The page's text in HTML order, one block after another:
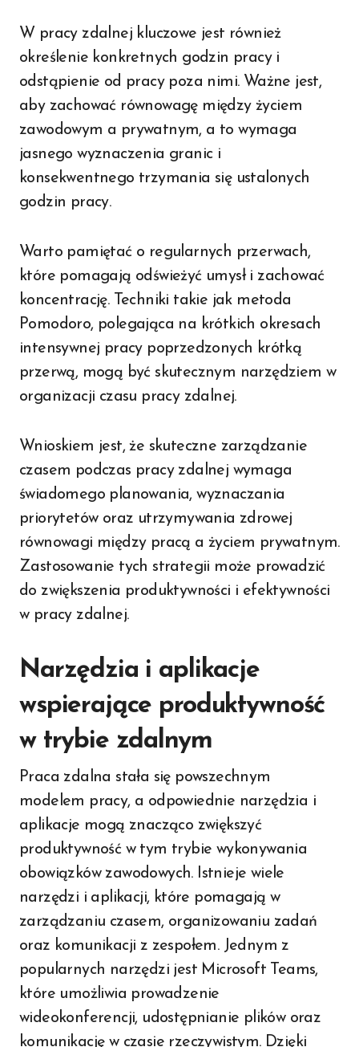
W pracy zdalnej kluczowe jest również
określenie konkretnych godzin pracy i
odstąpienie od pracy poza nimi. Ważne jest,
aby zachować równowagę między życiem
zawodowym a prywatnym, a to wymaga
jasnego wyznaczenia granic i
konsekwentnego trzymania się ustalonych
godzin pracy.
Warto pamiętać o regularnych przerwach,
które pomagają odświeżyć umysł i zachować
koncentrację. Techniki takie jak metoda
Pomodoro, polegająca na krótkich okresach
intensywnej pracy poprzedzonych krótką
przerwą, mogą być skutecznym narzędziem w
organizacji czasu pracy zdalnej.
Wnioskiem jest, że skuteczne zarządzanie
czasem podczas pracy zdalnej wymaga
świadomego planowania, wyznaczania
priorytetów oraz utrzymywania zdrowej
równowagi między pracą a życiem prywatnym.
Zastosowanie tych strategii może prowadzić
do zwiększenia produktywności i efektywności
w pracy zdalnej.
Narzędzia i aplikacje
wspierające produktywność
w trybie zdalnym
Praca zdalna stała się powszechnym
modelem pracy, a odpowiednie narzędzia i
aplikacje mogą znacząco zwiększyć
produktywność w tym trybie wykonywania
obowiązków zawodowych. Istnieje wiele
narzędzi i aplikacji, które pomagają w
zarządzaniu czasem, organizowaniu zadań
oraz komunikacji z zespołem. Jednym z
popularnych narzędzi jest Microsoft Teams,
które umożliwia prowadzenie
wideokonferencji, udostępnianie plików oraz
komunikację w czasie rzeczywistym. Dzięki